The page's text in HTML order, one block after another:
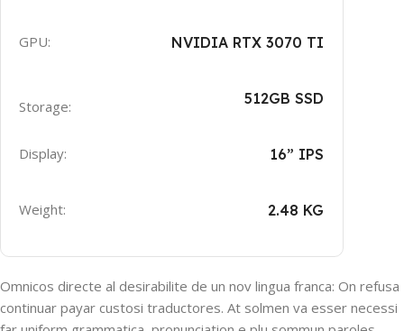
GPU: NVIDIA RTX 3070 TI
Storage: 512GB SSD
Display: 16” IPS
Weight: 2.48 KG
Omnicos directe al desirabilite de un nov lingua franca: On refusa
continuar payar custosi traductores. At solmen va esser necessi